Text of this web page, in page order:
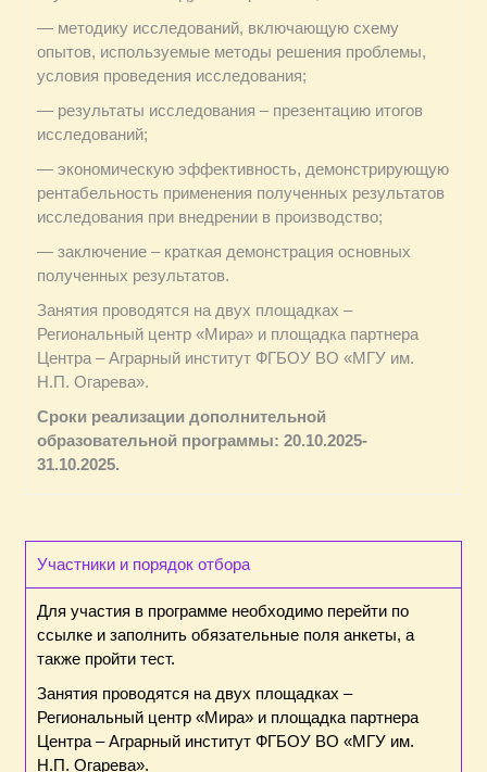
— методику исследований, включающую схему
опытов, используемые методы решения проблемы,
условия проведения исследования;
— результаты исследования – презентацию итогов
исследований;
— экономическую эффективность, демонстрирующую
рентабельность применения полученных результатов
исследования при внедрении в производство;
— заключение – краткая демонстрация основных
полученных результатов.
Занятия проводятся на двух площадках –
Региональный центр «Мира» и площадка партнера
Центра – Аграрный институт ФГБОУ ВО «МГУ им.
Н.П. Огарева».
Сроки реализации дополнительной
образовательной программы: 20.10.2025-
31.10.2025.
Участники и порядок отбора
Для участия в программе необходимо перейти по
ссылке и заполнить обязательные поля анкеты, а
также пройти тест.
Занятия проводятся на двух площадках –
Региональный центр «Мира» и площадка партнера
Центра – Аграрный институт ФГБОУ ВО «МГУ им.
Н.П. Огарева».